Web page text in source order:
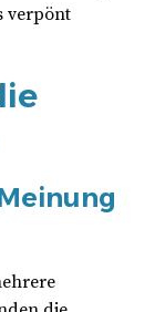
verpönt